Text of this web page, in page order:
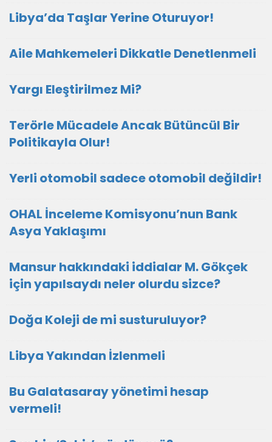
Libya’da Taşlar Yerine Oturuyor!
Aile Mahkemeleri Dikkatle Denetlenmeli
Yargı Eleştirilmez Mi?
Terörle Mücadele Ancak Bütüncül Bir
Politikayla Olur!
Yerli otomobil sadece otomobil değildir!
OHAL İnceleme Komisyonu’nun Bank
Asya Yaklaşımı
Mansur hakkındaki iddialar M. Gökçek
için yapılsaydı neler olurdu sizce?
Doğa Koleji de mi susturuluyor?
Libya Yakından İzlenmeli
Bu Galatasaray yönetimi hesap
vermeli!